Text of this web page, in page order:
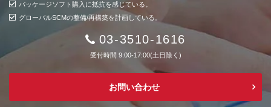
パッケージソフト購入に抵抗を感じている。
グローバルSCMの整備/再構築を計画している。
03-3510-1616
受付時間 9:00-17:00(土日除く)
お問い合わせ